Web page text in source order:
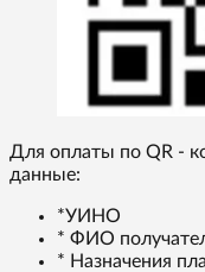
Для оплаты по QR -
данные:
*УИНО
* ФИО
* Назначения